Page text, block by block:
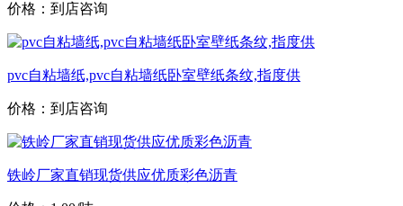
价格：到店咨询
pvc自粘墙纸,pvc自粘墙纸卧室壁纸条纹,指度供
价格：到店咨询
铁岭厂家直销现货供应优质彩色沥青